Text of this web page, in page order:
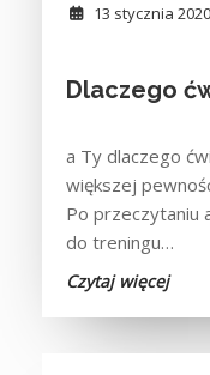
13 stycznia 2020
Dlaczego
a Ty dlaczego
większej
Po przeczytaniu
do treningu…
Czytaj więcej